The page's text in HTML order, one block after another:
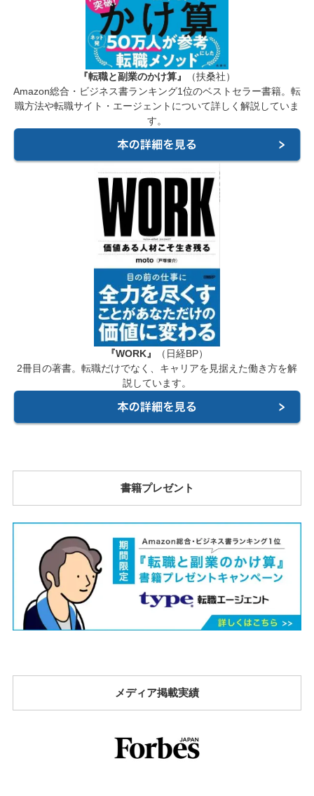
『転職と副業のかけ算』
（扶桑社）
Amazon総合・ビジネス書ランキング1位のベストセラー書籍。転
職方法や転職サイト・エージェントについて詳しく解説していま
す。
『WORK』
（日経BP）
2冊目の著書。転職だけでなく、キャリアを見据えた働き方を解
説しています。
書籍プレゼント
メディア掲載実績